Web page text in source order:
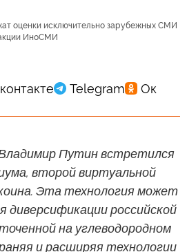
оценки исключительно зарубежных СМИ
ИноСМИ
Путин встретился
второй виртуальной
Эта технология может
диверсификации российской
на углеводородном
и расширяя технологии